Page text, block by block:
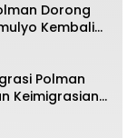
Dorong
Kembali
Polman
Keimigrasian
Daerah